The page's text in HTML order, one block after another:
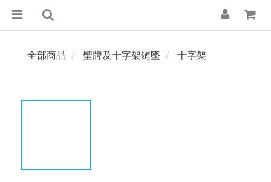
全部商品 聖牌及十字架鏈墜 十字架